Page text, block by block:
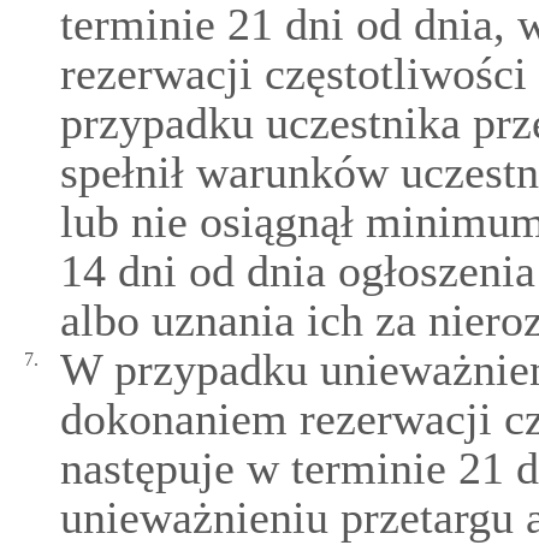
terminie 21 dni od dnia,
rezerwacji częstotliwości
przypadku uczestnika
spełnił warunków
lub nie osiągnął
14 dni od dnia
albo uznania ich za
7.
W przypadku
dokonaniem rezerwacji
następuje w terminie 21
unieważnieniu przetargu